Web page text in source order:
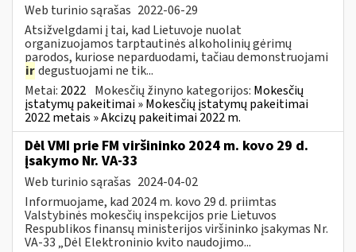
Web turinio sąrašas 2022-06-29
Atsižvelgdami į tai, kad Lietuvoje nuolat
organizuojamos tarptautinės alkoholinių gėrimų
parodos, kuriose neparduodami, tačiau demonstruojami
irdegustuojami ne tik...
Metai: 2022 Mokesčių žinyno kategorijos: Mokesčių
įstatymų pakeitimai » Mokesčių įstatymų pakeitimai
2022 metais » Akcizų pakeitimai 2022 m.
Dėl VMI prie FM viršininko 2024 m. kovo 29 d.
įsakymo Nr. VA-33
Web turinio sąrašas 2024-04-02
Informuojame, kad 2024 m. kovo 29 d. priimtas
Valstybinės mokesčių inspekcijos prie Lietuvos
Respublikos finansų ministerijos viršininko įsakymas Nr.
VA-33 „Dėl Elektroninio kvito naudojimo...